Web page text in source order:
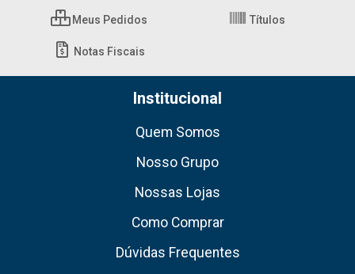
Meus Pedidos Títulos
Notas Fiscais
Institucional
Quem Somos
Nosso Grupo
Nossas Lojas
Como Comprar
Dúvidas Frequentes